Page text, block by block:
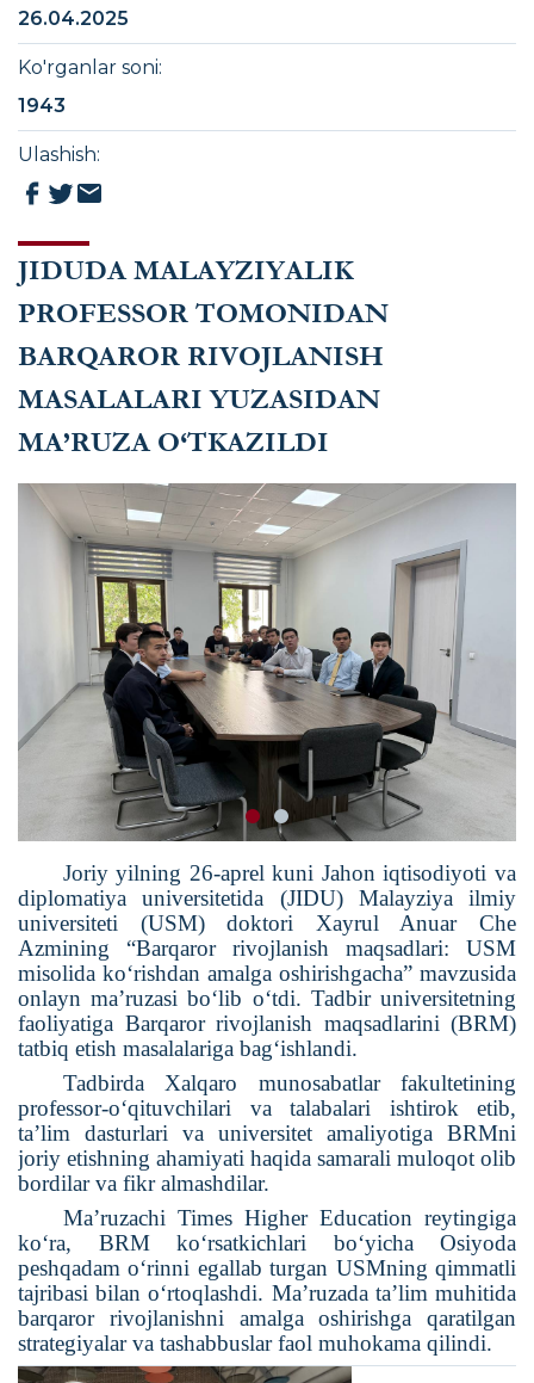
JIDUDA MALAYZIYALIK
PROFESSOR TOMONIDAN
BARQAROR RIVOJLANISH
MASALALARI YUZASIDAN
MA’RUZA O‘TKAZILDI
Joriy yilning 26-aprel kuni Jahon iqtisodiyoti va
diplomatiya universitetida (JIDU) Malayziya ilmiy
universiteti (USM) doktori Xayrul Anuar Che
Azmining “Barqaror rivojlanish maqsadlari: USM
misolida ko‘rishdan amalga oshirishgacha” mavzusida
onlayn ma’ruzasi bo‘lib o‘tdi. Tadbir universitetning
faoliyatiga Barqaror rivojlanish maqsadlarini (BRM)
tatbiq etish masalalariga bag‘ishlandi.
Tadbirda Xalqaro munosabatlar fakultetining
professor-o‘qituvchilari va talabalari ishtirok etib,
ta’lim dasturlari va universitet amaliyotiga BRMni
joriy etishning ahamiyati haqida samarali muloqot olib
bordilar va fikr almashdilar.
Ma’ruzachi Times Higher Education reytingiga
ko‘ra, BRM ko‘rsatkichlari bo‘yicha Osiyoda
peshqadam o‘rinni egallab turgan USMning qimmatli
tajribasi bilan o‘rtoqlashdi. Ma’ruzada ta’lim muhitida
barqaror rivojlanishni amalga oshirishga qaratilgan
strategiyalar va tashabbuslar faol muhokama qilindi.
26.04.2025
Ko'rganlar soni:
1943
Ulashish: